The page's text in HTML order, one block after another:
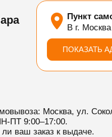
Пункт
В г. Москва
ПОКАЗАТЬ
Москва, ул.
ПТ 9:00–17:00.
ли ваш заказ к выдаче.